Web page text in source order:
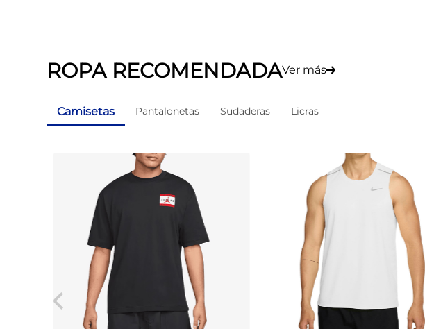
ROPA RECOMENDADAVer más
Camisetas Pantalonetas Sudaderas Licras